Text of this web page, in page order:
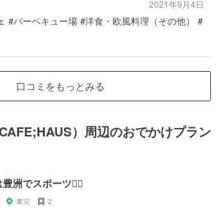
#バーベキュー場 #洋食・欧風料理（その他） #
2021年9月4日
口コミをもっとみる
）周辺のおでかけプラン
洲でスポーツ🏃‍♀️
東京 2